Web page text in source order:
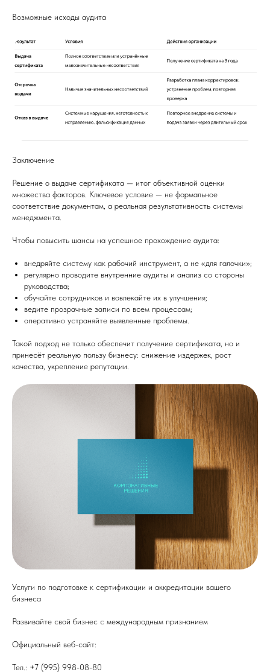
Возможные исходы аудита
Заключение
Решение о выдаче сертификата — итог объективной оценки
множества факторов. Ключевое условие — не формальное
соответствие документам, а реальная результативность системы
менеджмента.
Чтобы повысить шансы на успешное прохождение аудита:
внедряйте систему как рабочий инструмент, а не «для галочки»;
регулярно проводите внутренние аудиты и анализ со стороны
руководства;
обучайте сотрудников и вовлекайте их в улучшения;
ведите прозрачные записи по всем процессам;
оперативно устраняйте выявленные проблемы.
Такой подход не только обеспечит получение сертификата, но и
принесёт реальную пользу бизнесу: снижение издержек, рост
качества, укрепление репутации.
Услуги по подготовке к сертификации и аккредитации вашего
бизнеса
Развивайте свой бизнес с международным признанием
Официальный веб-сайт:
Тел.: +7 (995) 998-08-80